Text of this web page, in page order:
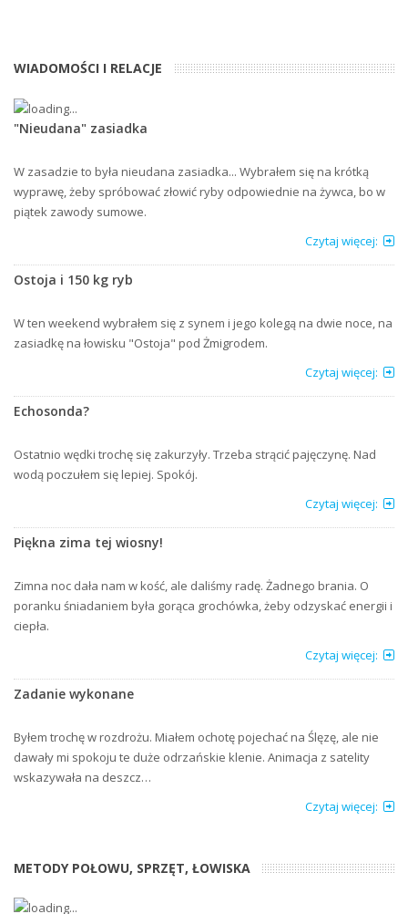
WIADOMOŚCI I RELACJE
"Nieudana" zasiadka
W zasadzie to była nieudana zasiadka... Wybrałem się na krótką
wyprawę, żeby spróbować złowić ryby odpowiednie na żywca, bo w
piątek zawody sumowe.
Czytaj więcej:
Ostoja i 150 kg ryb
W ten weekend wybrałem się z synem i jego kolegą na dwie noce, na
zasiadkę na łowisku "Ostoja" pod Żmigrodem.
Czytaj więcej:
Echosonda?
Ostatnio wędki trochę się zakurzyły. Trzeba strącić pajęczynę. Nad
wodą poczułem się lepiej. Spokój.
Czytaj więcej:
Piękna zima tej wiosny!
Zimna noc dała nam w kość, ale daliśmy radę. Żadnego brania. O
poranku śniadaniem była gorąca grochówka, żeby odzyskać energii i
ciepła.
Czytaj więcej:
Zadanie wykonane
Byłem trochę w rozdrożu. Miałem ochotę pojechać na Ślęzę, ale nie
dawały mi spokoju te duże odrzańskie klenie. Animacja z satelity
wskazywała na deszcz…
Czytaj więcej:
METODY POŁOWU, SPRZĘT, ŁOWISKA